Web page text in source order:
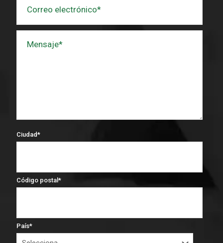
Ciudad*
Código postal *
País*